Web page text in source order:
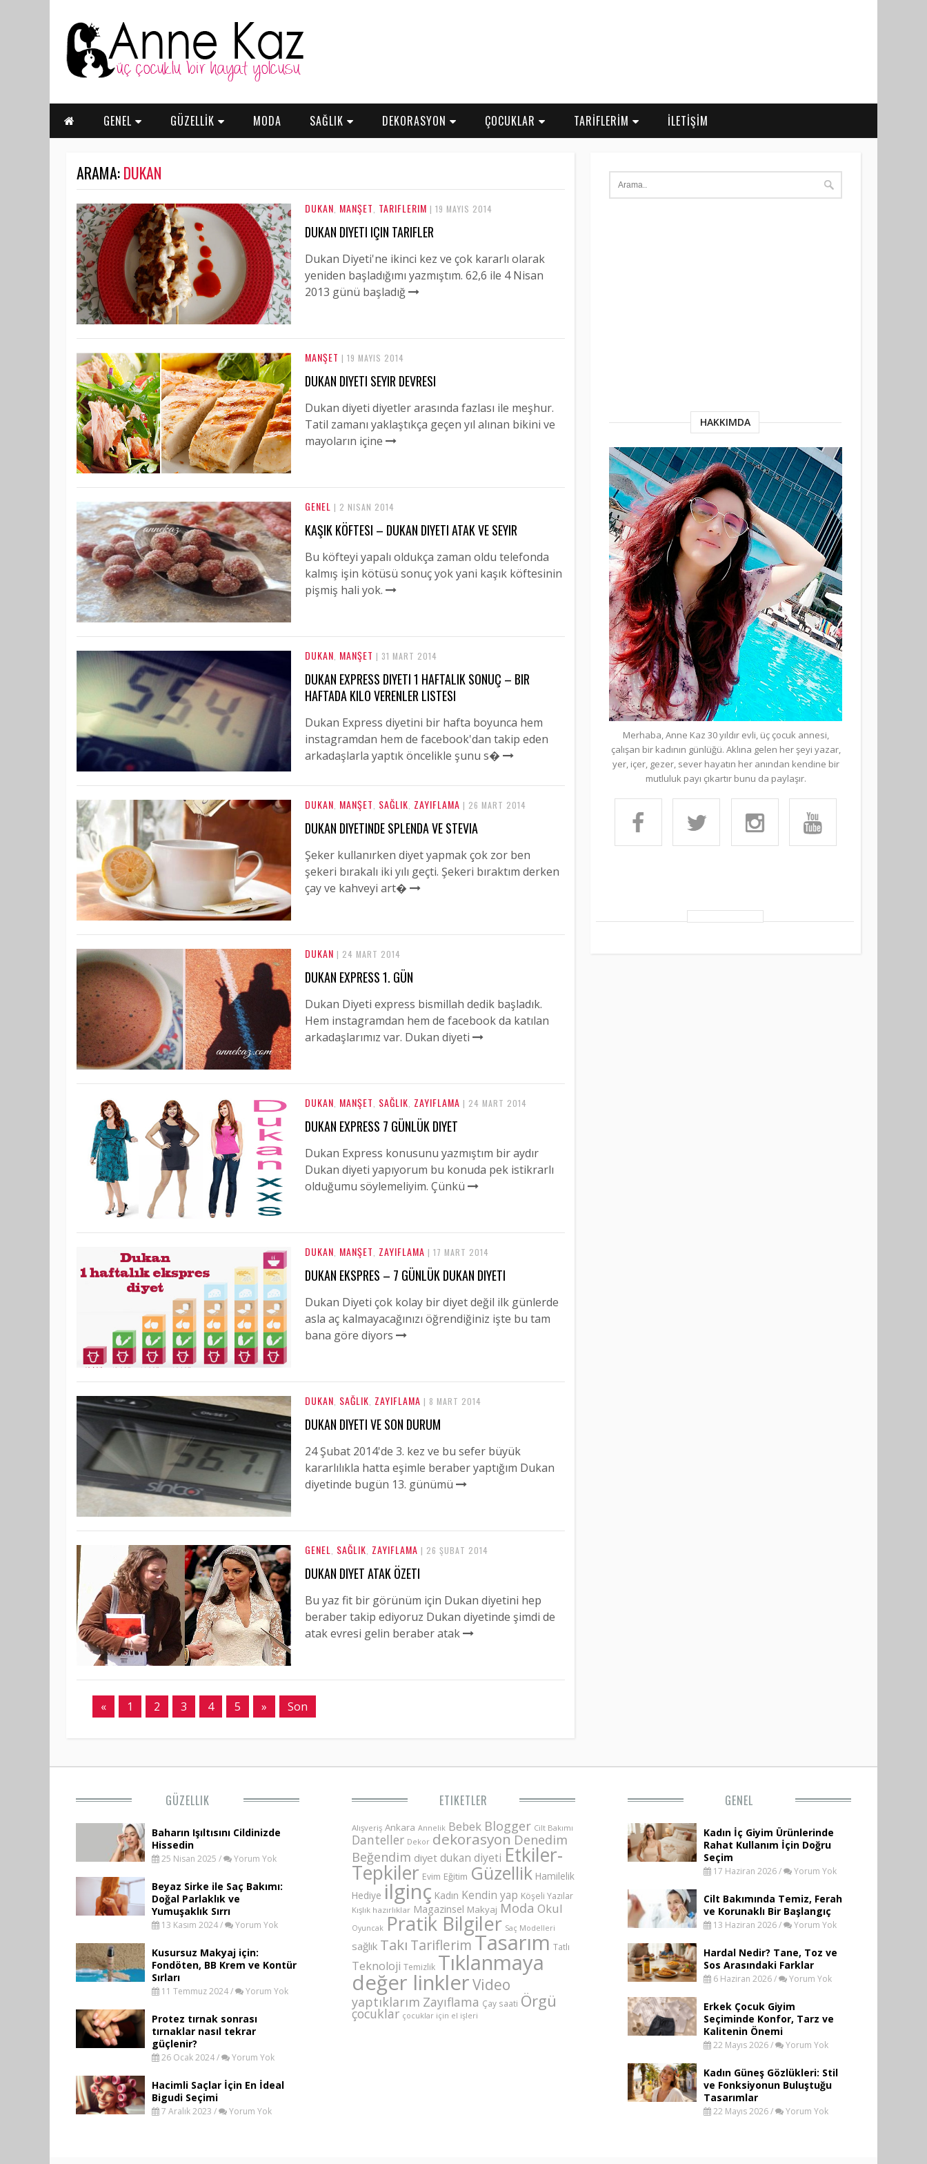
GENEL GÜZELLİK MODA SAĞLIK DEKORASYON ÇOCUKLAR TARİFLERİM İLETİŞİM
ARAMA:DUKAN
DUKAN MANŞET TARIFLERIM | 19 MAYIS 2014
DUKAN DIYETI IÇIN TARIFLER
Dukan Diyeti'ne ikinci kez ve çok kararlı olarak
yeniden başladığımı yazmıştım. 62,6 ile 4 Nisan
2013 günü başladığ
MANŞET | 19 MAYIS 2014
DUKAN DIYETI SEYIR DEVRESI
Dukan diyeti diyetler arasında fazlası ile meşhur.
Tatil zamanı yaklaştıkça geçen yıl alınan bikini ve
mayoların içine
GENEL | 2 NISAN 2014
KAŞIK KÖFTESI – DUKAN DIYETI ATAK VE SEYIR
Bu köfteyi yapalı oldukça zaman oldu telefonda
kalmış işin kötüsü sonuç yok yani kaşık köftesinin
pişmiş hali yok.
DUKAN MANŞET | 31 MART 2014
DUKAN EXPRESS DIYETI 1 HAFTALIK SONUÇ – BIR
HAFTADA KILO VERENLER LISTESI
Dukan Express diyetini bir hafta boyunca hem
instagramdan hem de facebook'dan takip eden
arkadaşlarla yaptık öncelikle şunu s�
DUKAN MANŞET SAĞLIK ZAYIFLAMA | 26 MART 2014
DUKAN DIYETINDE SPLENDA VE STEVIA
Şeker kullanırken diyet yapmak çok zor ben
şekeri bırakalı iki yılı geçti. Şekeri bıraktım derken
çay ve kahveyi art�
DUKAN | 24 MART 2014
DUKAN EXPRESS 1. GÜN
Dukan Diyeti express bismillah dedik başladık.
Hem instagramdan hem de facebook da katılan
arkadaşlarımız var. Dukan diyeti
DUKAN MANŞET SAĞLIK ZAYIFLAMA | 24 MART 2014
DUKAN EXPRESS 7 GÜNLÜK DIYET
Dukan Express konusunu yazmıştım bir aydır
Dukan diyeti yapıyorum bu konuda pek istikrarlı
olduğumu söylemeliyim. Çünkü
DUKAN MANŞET ZAYIFLAMA | 17 MART 2014
DUKAN EKSPRES – 7 GÜNLÜK DUKAN DIYETI
Dukan Diyeti çok kolay bir diyet değil ilk günlerde
asla aç kalmayacağınızı öğrendiğiniz işte bu tam
bana göre diyors
DUKAN SAĞLIK ZAYIFLAMA | 8 MART 2014
DUKAN DIYETI VE SON DURUM
24 Şubat 2014'de 3. kez ve bu sefer büyük
kararlılıkla hatta eşimle beraber yaptığım Dukan
diyetinde bugün 13. günümü
GENEL SAĞLIK ZAYIFLAMA | 26 ŞUBAT 2014
DUKAN DIYET ATAK ÖZETI
Bu yaz fit bir görünüm için Dukan diyetini hep
beraber takip ediyoruz Dukan diyetinde şimdi de
atak evresi gelin beraber atak
« 1 2 3 4 5 » Son
HAKKIMDA
Merhaba, Anne Kaz 30 yıldır evli, üç çocuk annesi,
çalışan bir kadının günlüğü. Aklına gelen her şeyi yazar,
yer, içer, gezer, sever hayatın her anından kendine bir
mutluluk payı çıkartır bunu da paylaşır.
GÜZELLIK
Baharın Işıltısını Cildinizde
Hissedin
25 Nisan 2025 / Yorum Yok
Beyaz Sirke ile Saç Bakımı:
Doğal Parlaklık ve
Yumuşaklık Sırrı
13 Kasım 2024 / Yorum Yok
Kusursuz Makyaj için:
Fondöten, BB Krem ve Kontür
Sırları
11 Temmuz 2024 / Yorum Yok
Protez tırnak sonrası
tırnaklar nasıl tekrar
güçlenir?
26 Ocak 2024 / Yorum Yok
Hacimli Saçlar İçin En İdeal
Bigudi Seçimi
7 Aralık 2023 / Yorum Yok
ETIKETLER
Alışveriş Ankara Annelik Bebek Blogger Cilt Bakımı
Danteller Dekor dekorasyon Denedim
Beğendim diyet dukan diyeti Etkiler-
Tepkiler Evim Eğitim Güzellik Hamilelik
Hediye ilginç Kadın Kendin yap Köşeli Yazılar
Kışlık hazırlıklar Magazinsel Makyaj Moda Okul
Oyuncak Pratik Bilgiler Saç Modelleri
sağlık Takı Tariflerim Tasarım Tatlı
Teknoloji Temizlik Tıklanmaya
değer linklerVideo
yaptıklarım Zayıflama Çay saati Örgü
çocuklar çocuklar için el işleri
GENEL
Kadın İç Giyim Ürünlerinde
Rahat Kullanım İçin Doğru
Seçim
17 Haziran 2026 / Yorum Yok
Cilt Bakımında Temiz, Ferah
ve Korunaklı Bir Başlangıç
13 Haziran 2026 / Yorum Yok
Hardal Nedir? Tane, Toz ve
Sos Arasındaki Farklar
6 Haziran 2026 / Yorum Yok
Erkek Çocuk Giyim
Seçiminde Konfor, Tarz ve
Kalitenin Önemi
22 Mayıs 2026 / Yorum Yok
Kadın Güneş Gözlükleri: Stil
ve Fonksiyonun Buluştuğu
Tasarımlar
22 Mayıs 2026 / Yorum Yok